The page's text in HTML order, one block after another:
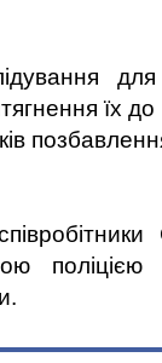
їх до
поліцією